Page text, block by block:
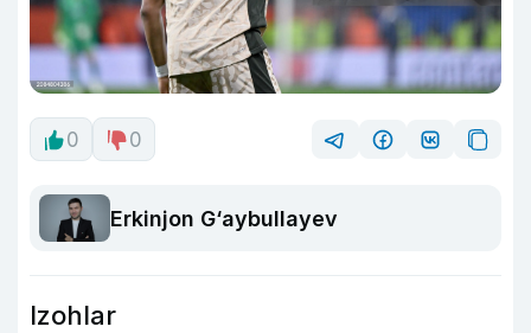
0 0
Erkinjon G‘aybullayev
Izohlar